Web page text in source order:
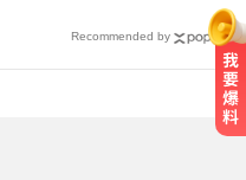
Recommended by